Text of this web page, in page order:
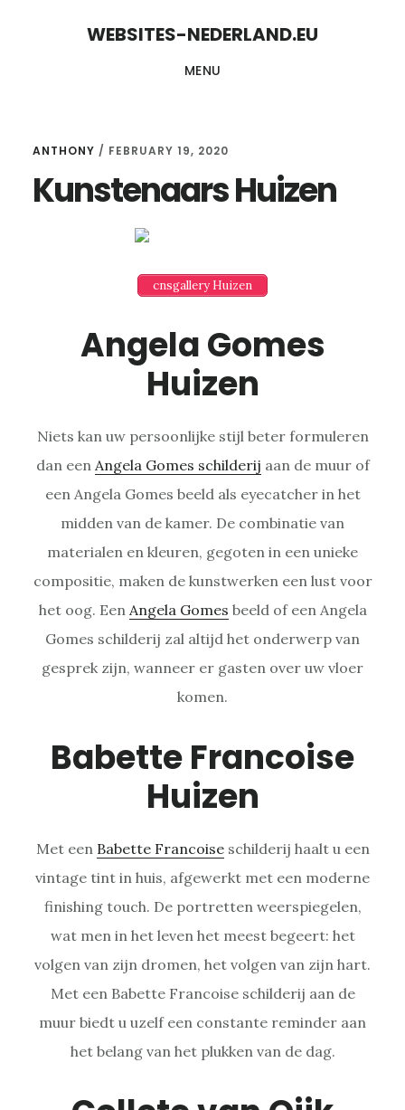
WEBSITES-NEDERLAND.EU
MENU
ANTHONY / FEBRUARY 19, 2020
Kunstenaars Huizen
cnsgallery Huizen
Angela Gomes
Huizen
Niets kan uw persoonlijke stijl beter formuleren
dan een Angela Gomes schilderij aan de muur of
een Angela Gomes beeld als eyecatcher in het
midden van de kamer. De combinatie van
materialen en kleuren, gegoten in een unieke
compositie, maken de kunstwerken een lust voor
het oog. Een Angela Gomes beeld of een Angela
Gomes schilderij zal altijd het onderwerp van
gesprek zijn, wanneer er gasten over uw vloer
komen.
Babette Francoise
Huizen
Met een Babette Francoiseschilderij haalt u een
vintage tint in huis, afgewerkt met een moderne
finishing touch. De portretten weerspiegelen,
wat men in het leven het meest begeert: het
volgen van zijn dromen, het volgen van zijn hart.
Met een Babette Francoise schilderij aan de
muur biedt u uzelf een constante reminder aan
het belang van het plukken van de dag.